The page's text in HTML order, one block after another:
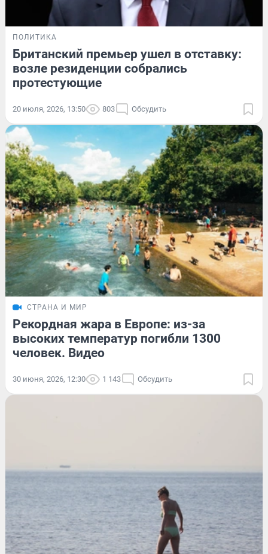
ПОЛИТИКА
Британский премьер ушел в отставку:
возле резиденции собрались
протестующие
20 июля, 2026, 13:50 803 Обсудить
СТРАНА И МИР
Рекордная жара в Европе: из-за
высоких температур погибли 1300
человек. Видео
30 июня, 2026, 12:30 1 143 Обсудить